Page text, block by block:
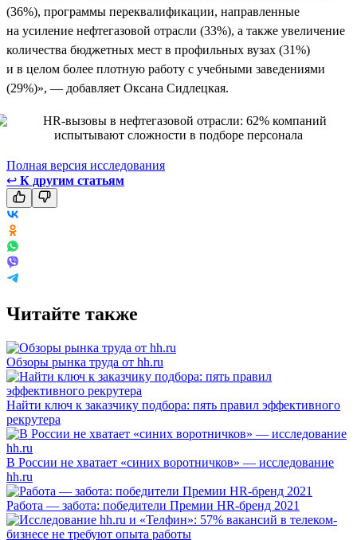
(36%), программы переквалификации, направленные
на усиление нефтегазовой отрасли (33%), а также увеличение
количества бюджетных мест в профильных вузах (31%)
и в целом более плотную работу с учебными заведениями
(29%)», — добавляет Оксана Сидлецкая.
Полная версия исследования
↩ К другим статьям
Читайте также
Обзоры рынка труда от hh.ru
Найти ключ к заказчику подбора: пять правил эффективного
рекрутера
В России не хватает «синих воротничков» — исследование
hh.ru
Работа — забота: победители Премии HR-бренд 2021